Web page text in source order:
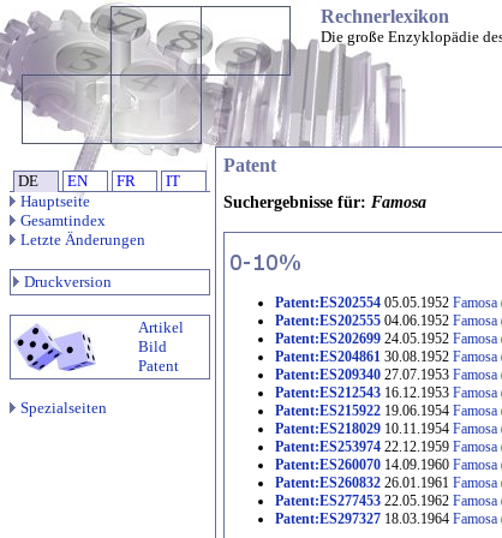
Rechnerlexikon
Die große Enzyklopädie
DE EN FR
IT
Hauptseite
Gesamtindex
Letzte Änderungen
Druckversion
Artikel
Bild
Patent
Spezialseiten
Patent
Suchergebnisse für: Famosa
Patent:ES202554 05.05.1952 Famosa
Patent:ES202555 04.06.1952 Famosa
Patent:ES202699 24.05.1952 Famosa
Patent:ES204861 30.08.1952 Famosa
Patent:ES209340 27.07.1953 Famosa
Patent:ES212543 16.12.1953 Famosa
Patent:ES215922 19.06.1954 Famosa
Patent:ES218029 10.11.1954 Famosa
Patent:ES253974 22.12.1959 Famosa
Patent:ES260070 14.09.1960 Famosa
Patent:ES260832 26.01.1961 Famosa
Patent:ES277453 22.05.1962 Famosa
Patent:ES297327 18.03.1964 Famosa